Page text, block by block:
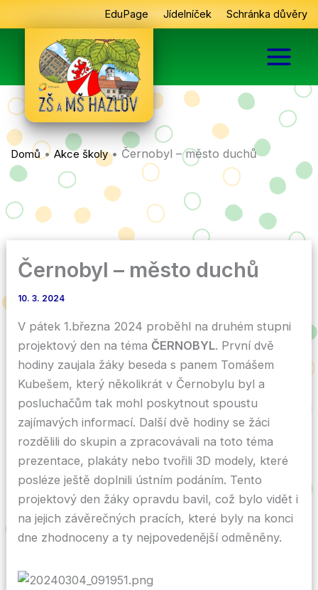
na
EduPage Jídelníček Schránka důvěry
Domů • Akce školy• Černobyl – město duchů
Černobyl – město duchů
10. 3. 2024
V pátek 1.března 2024 proběhl na druhém stupni
projektový den na téma ČERNOBYL. První dvě
hodiny zaujala žáky beseda s panem Tomášem
Kubešem, který několikrát v Černobylu byl a
posluchačům tak mohl poskytnout spoustu
zajímavých informací. Další dvě hodiny se žáci
rozdělili do skupin a zpracovávali na toto téma
prezentace, plakáty nebo tvořili 3D modely, které
posléze ještě doplnili ústním podáním. Tento
projektový den žáky opravdu bavil, což bylo vidět i
na jejich závěrečných pracích, které byly na konci
dne zhodnoceny a ty nejpovedenější odměněny.